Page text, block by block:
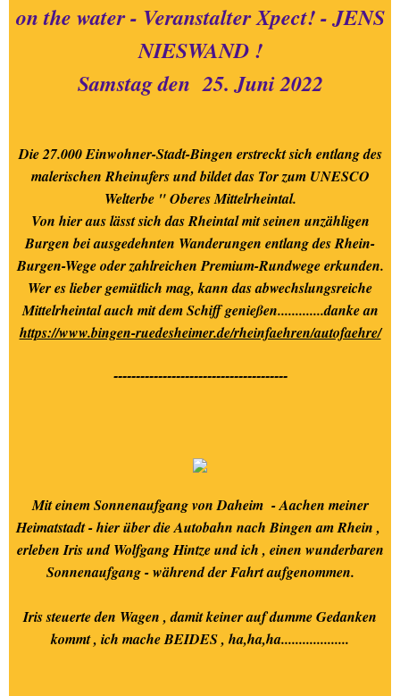
on the water - Veranstalter Xpect! - JENS
NIESWAND !
Samstag den 25. Juni 2022
Die 27.000 Einwohner-Stadt-Bingen erstreckt sich entlang des
malerischen Rheinufers und bildet das Tor zum UNESCO
Welterbe " Oberes Mittelrheintal.
Von hier aus lässt sich das Rheintal mit seinen unzähligen
Burgen bei ausgedehnten Wanderungen entlang des Rhein-
Burgen-Wege oder zahlreichen Premium-Rundwege erkunden.
Wer es lieber gemütlich mag, kann das abwechslungsreiche
Mittelrheintal auch mit dem Schiff genießen.............danke an
https://www.bingen-ruedesheimer.de/rheinfaehren/autofaehre/
---------------------------------------
Mit einem Sonnenaufgang von Daheim - Aachen meiner
Heimatstadt - hier über die Autobahn nach Bingen am Rhein ,
erleben Iris und Wolfgang Hintze und ich , einen wunderbaren
Sonnenaufgang - während der Fahrt aufgenommen.
Iris steuerte den Wagen , damit keiner auf dumme Gedanken
kommt , ich mache BEIDES , ha,ha,ha...................